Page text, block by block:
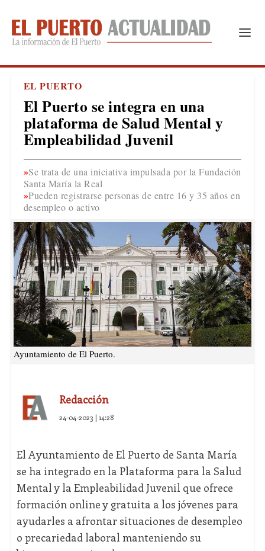
EL PUERTO
El Puerto se integra en una
plataforma de Salud Mental y
Empleabilidad Juvenil
Se trata de una iniciativa impulsada por la Fundación
Santa María la Real
Pueden registrarse personas de entre 16 y 35 años en
desempleo o activo
Ayuntamiento de El Puerto.
Redacción
24-04-2023 | 14:28
El Ayuntamiento de El Puerto de Santa María
se ha integrado en la Plataforma para la Salud
Mental y la Empleabilidad Juvenil que ofrece
formación online y gratuita a los jóvenes para
ayudarles a afrontar situaciones de desempleo
o precariedad laboral manteniendo su